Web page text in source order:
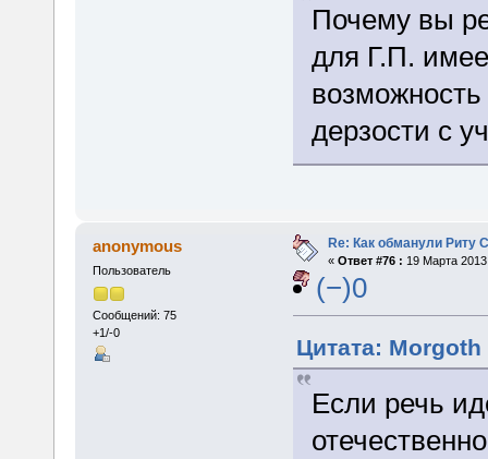
Почему вы
для Г.П.
дерзости с
anonymous
Пользователь
Сообщений: 75
+1/-0
Re: Как обманули Риту
« Ответ #76 : 19 Марта
(−)0
Цитата: Morgoth
Если речь